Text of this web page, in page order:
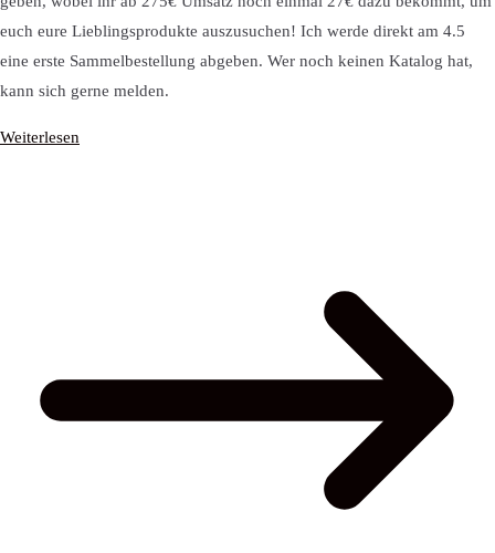
euch eure Lieblingsprodukte auszusuchen! Ich werde direkt am 4.5
eine erste Sammelbestellung abgeben. Wer noch keinen Katalog hat,
kann sich gerne melden.
Weiterlesen